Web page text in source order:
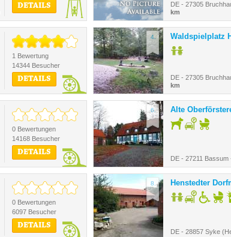
DETAILS DE - 27305
km
1 Bewertung
14344 Besucher
DETAILS
4. Waldspielplatz
DE - 27305
km
0 Bewertungen
14168 Besucher
DETAILS
6. Alte
DE - 27211 Bassum
0 Bewertungen
6097 Besucher
DETAILS
8. Henstedter
DE - 28857 Syke